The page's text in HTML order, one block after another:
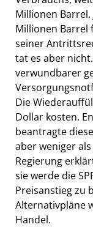
Millionen Barrel.
Millionen Barrel
seiner
tat es aber
verwundbarer
Die
Dollar kosten.
beantragte
aber weniger
Regierung
sie werde die
Preisanstieg zu
Alternativpläne
Handel.